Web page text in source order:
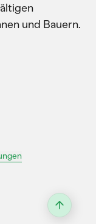
und Bauern.